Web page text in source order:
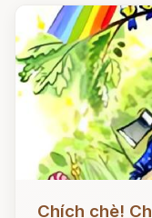
Chích chè!